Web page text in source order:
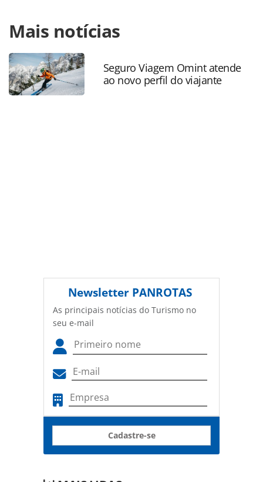
https://www.panrotas.com.br/aviacao/empresas/2019/06/
lanca-aviao-de-corredor-unico-com-o-maior-alcance-do-
mundo_165342.html ou as ferramentas oferecidas na
página. Todo o conteúdo produzido pela PANROTAS
Editora é protegido pela legislação brasileira sobre direito
autoral. Não reproduza o conteúdo sem autorização da
Mais notícias
Seguro Viagem Omint atende
ao novo perfil do viajante
Newsletter PANROTAS
As principais notícias do Turismo no
seu e-mail
Cadastre-se